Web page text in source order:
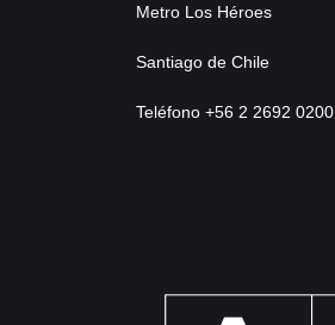
Metro Los Héroes
Santiago de Chile
Teléfono +56 2 2692 0200